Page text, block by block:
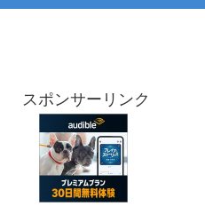
スポンサーリンク